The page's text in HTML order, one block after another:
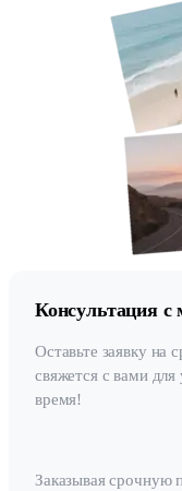
Консультация с
Оставьте заявку на
свяжется с вами
время!
Заказывая срочную